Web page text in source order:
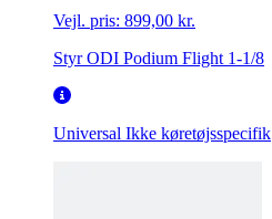
Vejl. pris: 899,00 kr.
Styr ODI Podium Flight 1-1/8
Universal Ikke køretøjsspecifik